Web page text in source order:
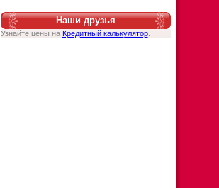
Наши друзья
Узнайте цены на Кредитный калькулятор.